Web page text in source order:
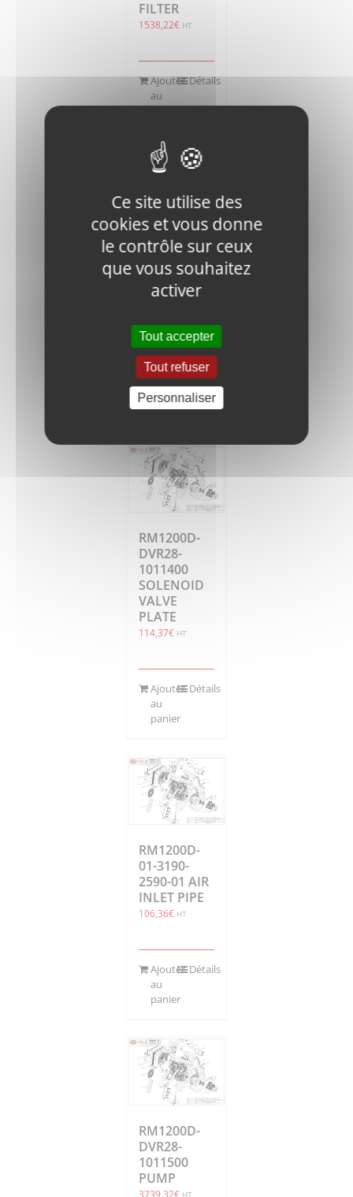
FILTER
1538,22€ HT
Ajouter
au
panier
Détails
RM1200D-
DVR28-
1010400
FLYWHEEL
Ajouter
panier
Détails
RM1200D-
DVR28-
1011400
SOLENOID
VALVE
PLATE
114,37€ HT
Ajouter
au
panier
Détails
RM1200D-
01-3190-
2590-01 AIR
INLET PIPE
106,36€ HT
Ajouter
au
panier
Détails
RM1200D-
DVR28-
1011500
PUMP
3739,32€ HT
Ce site utilise des
cookies et vous donne
le contrôle sur ceux
que vous souhaitez
activer
Tout accepter
Tout refuser
Personnaliser